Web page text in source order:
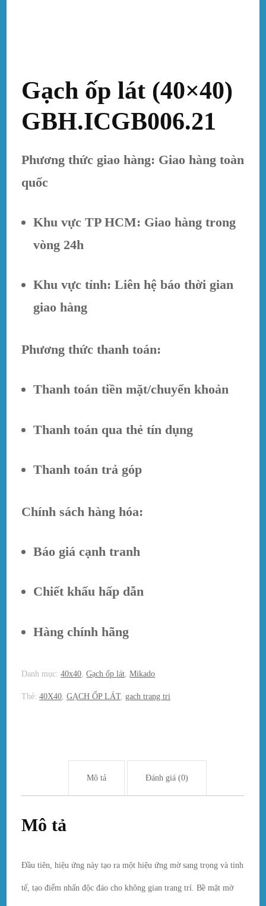
Gạch ốp lát (40×40)
GBH.ICGB006.21
Phương thức giao hàng: Giao hàng toàn
quốc
Khu vực TP HCM: Giao hàng trong
vòng 24h
Khu vực tỉnh: Liên hệ báo thời gian
giao hàng
Phương thức thanh toán:
Thanh toán tiền mặt/chuyển khoản
Thanh toán qua thẻ tín dụng
Thanh toán trả góp
Chính sách hàng hóa:
Báo giá cạnh tranh
Chiết khấu hấp dẫn
Hàng chính hãng
Danh mục:40x40 ,Gạch ốp lát ,Mikado
Thẻ:40X40 ,GẠCH ỐP LÁT, gach trang tri
Mô tả Đánh giá (0)
Mô tả
Đầu tiên, hiệu ứng này tạo ra một hiệu ứng mờ sang trọng và tinh
tế, tạo điểm nhấn độc đáo cho không gian trang trí. Bề mặt mờ